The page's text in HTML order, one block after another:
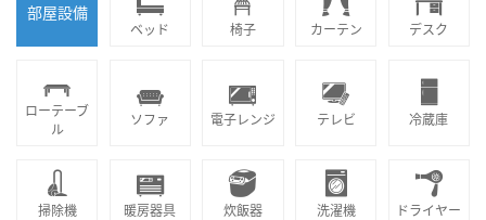
部屋設備
ベッド 椅子 カーテン デスク
ローテーブ
ル
ソファ 電子レンジ テレビ 冷蔵庫
掃除機 暖房器具 炊飯器 洗濯機 ドライヤー